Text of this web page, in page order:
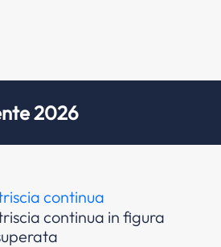
2026
continua
continua in figura